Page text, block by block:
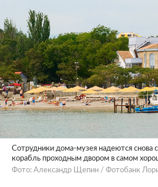
Сотрудники дома-музея надеются снова
корабль проходным двором в самом
Фото: Александр Щепин / Фотобанк